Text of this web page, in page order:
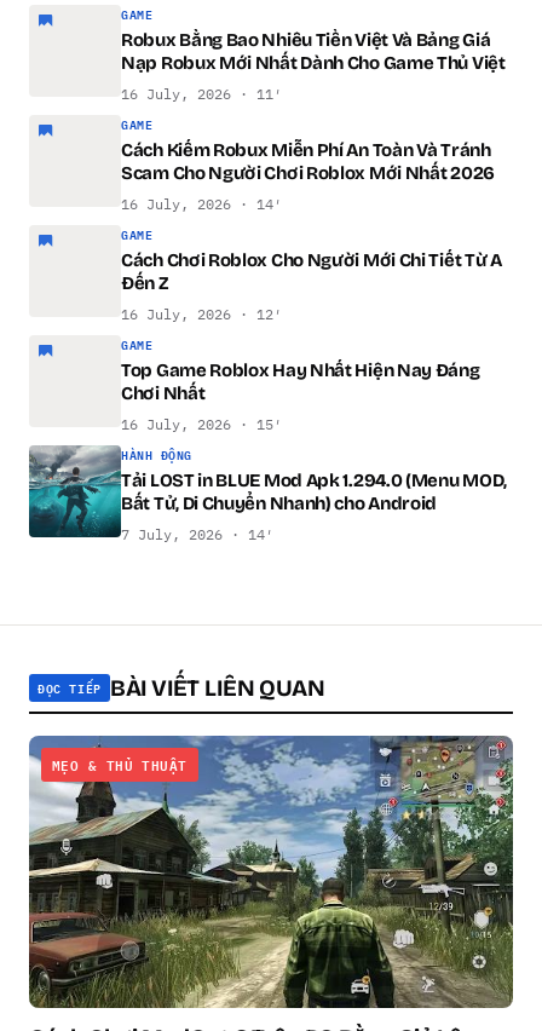
GAME
Robux Bằng Bao Nhiêu Tiền Việt Và Bảng Giá
Nạp Robux Mới Nhất Dành Cho Game Thủ Việt
16 July, 2026 · 11′
GAME
Cách Kiếm Robux Miễn Phí An Toàn Và Tránh
Scam Cho Người Chơi Roblox Mới Nhất 2026
16 July, 2026 · 14′
GAME
Cách Chơi Roblox Cho Người Mới Chi Tiết Từ A
Đến Z
16 July, 2026 · 12′
GAME
Top Game Roblox Hay Nhất Hiện Nay Đáng
Chơi Nhất
16 July, 2026 · 15′
HÀNH ĐỘNG
Tải LOST in BLUE Mod Apk 1.294.0 (Menu MOD,
Bất Tử, Di Chuyển Nhanh) cho Android
7 July, 2026 · 14′
ĐỌC TIẾP BÀI VIẾT LIÊN QUAN
MẸO & THỦ THUẬT